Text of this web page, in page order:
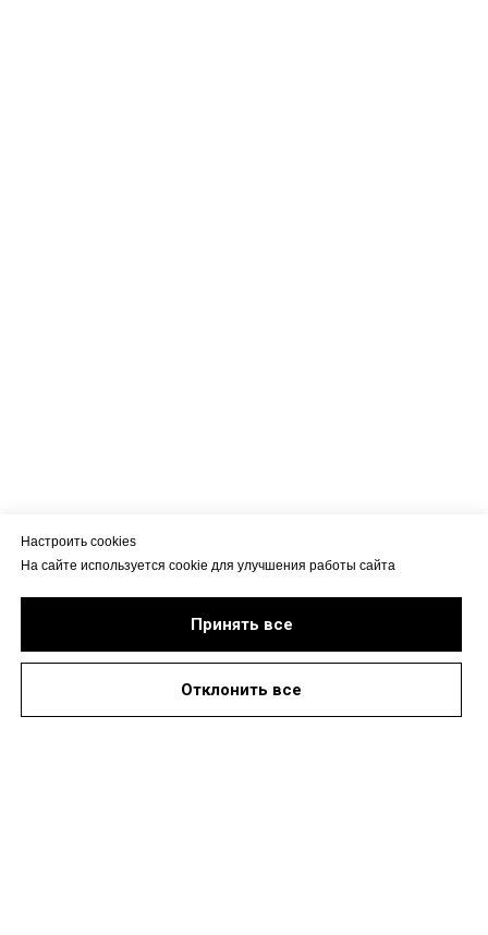
Настроить cookies
На сайте используется cookie для улучшения работы сайта
Принять все
Отклонить все